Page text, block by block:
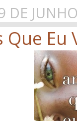
DE
Que Eu